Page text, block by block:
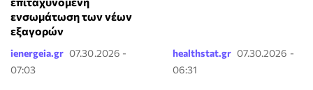
ενσωμάτωση των νέων
εξαγορών
ienergeia.gr 07.30.2026 -
07:03
healthstat.gr 07.30.2026 -
06:31